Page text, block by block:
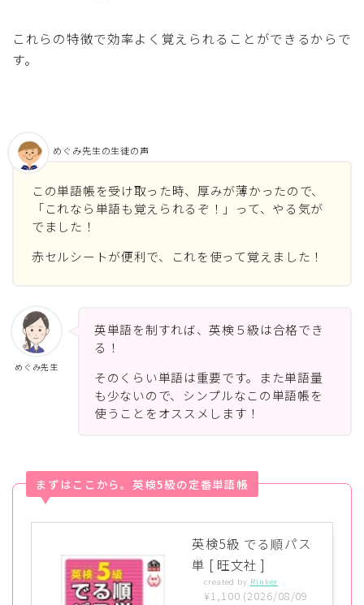
これらの特徴で効率よく覚えられることができるからで
す。
この単語帳を受け取った時、厚みが薄かったので、
「これなら単語も覚えられるぞ！」って、やる気が
でました！
赤セルシートが便利で、これを使って覚えました！
めぐみ先生の生徒の声
めぐみ先生
英単語を制すれば、英検５級は合格でき
る！
そのくらい単語は重要です。また単語量
も少ないので、シンプルなこの単語帳を
使うことをオススメします！
まずはここから。英検5級の定番単語帳
英検5級 でる順パス
単 [ 旺文社 ]
created by Rinker
¥1,100 (2026/08/09